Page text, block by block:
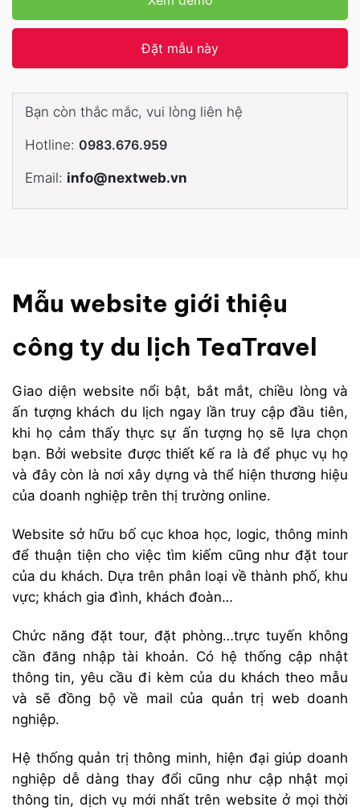
Đặt mẫu này
Bạn còn thắc mắc, vui lòng liên hệ
Hotline: 0983.676.959
Email: info@nextweb.vn
Mẫu website giới thiệu
công ty du lịch TeaTravel
Giao diện website nổi bật, bắt mắt, chiều lòng và
ấn tượng khách du lịch ngay lần truy cập đầu tiên,
khi họ cảm thấy thực sự ấn tượng họ sẽ lựa chọn
bạn. Bởi website được thiết kế ra là để phục vụ họ
và đây còn là nơi xây dựng và thể hiện thương hiệu
của doanh nghiệp trên thị trường online.
Website sở hữu bố cục khoa học, logic, thông minh
để thuận tiện cho việc tìm kiếm cũng như đặt tour
của du khách. Dựa trên phân loại về thành phố, khu
vực; khách gia đình, khách đoàn…
Chức năng đặt tour, đặt phòng…trực tuyến không
cần đăng nhập tài khoản. Có hệ thống cập nhật
thông tin, yêu cầu đi kèm của du khách theo mẫu
và sẽ đồng bộ về mail của quản trị web doanh
nghiệp.
Hệ thống quản trị thông minh, hiện đại giúp doanh
nghiệp dễ dàng thay đổi cũng như cập nhật mọi
thông tin, dịch vụ mới nhất trên website ở mọi thời